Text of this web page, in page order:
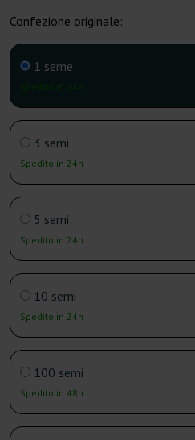
Confezione originale:
1 seme
3 semi
Spedito in 24h
5 semi
Spedito in 24h
10 semi
Spedito in 24h
100 semi
Spedito in 48h